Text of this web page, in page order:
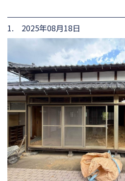
1. 2025年08月18日